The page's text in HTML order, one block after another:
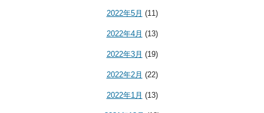
2022年5月 (11)
2022年4月 (13)
2022年3月 (19)
2022年2月 (22)
2022年1月 (13)